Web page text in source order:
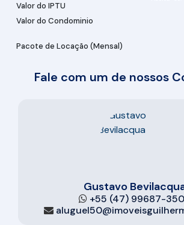
Valor do IPTU
Valor do Condominio
Pacote de Locação (Mensal)
Fale com um de nossos
Gustavo
+55 (47) 99687-